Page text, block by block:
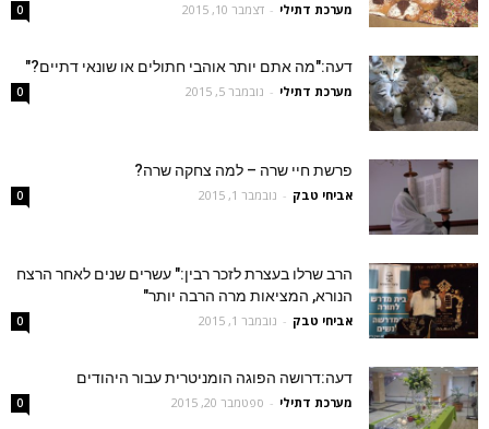
מערכת דתילי - דצמבר 10, 2015 0
דעה:"מה אתם יותר אוהבי חתולים או שונאי דתיים?"
מערכת דתילי - נובמבר 5, 2015 0
פרשת חיי שרה – למה צחקה שרה?
אביחי טבק - נובמבר 1, 2015 0
הרב שרלו בעצרת לזכר רבין:" עשרים שנים לאחר הרצח
הנורא, המציאות מרה הרבה יותר"
אביחי טבק - נובמבר 1, 2015 0
דעה:דרושה הפוגה הומניטרית עבור היהודים
מערכת דתילי - ספטמבר 20, 2015 0